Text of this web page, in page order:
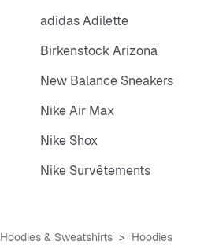
adidas Adilette
Birkenstock Arizona
New Balance Sneakers
Nike Air Max
Nike Shox
Nike Survêtements
Hoodies & Sweatshirts Hoodies